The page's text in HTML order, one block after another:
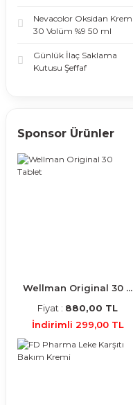
Nevacolor Oksidan Krem
30 Volüm %9 50 ml
Günlük İlaç Saklama
Kutusu Şeffaf
Sponsor Ürünler
Wellman Original 30 ...
Fiyat : 880,00 TL
İndirimli 299,00 TL